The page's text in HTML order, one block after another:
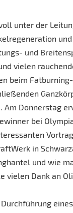
unter der
und
vielen
beim
Am Donnerstag
bei
in
und wie
vielen Dank an